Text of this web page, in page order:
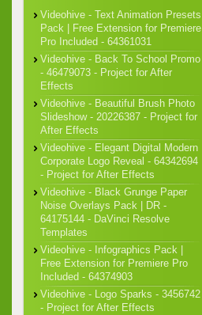
Videohive - Text Animation Presets
Pack | Free Extension for Premiere
Pro Included - 64361031
Videohive - Back To School Promo
- 46479073 - Project for After
Effects
Videohive - Beautiful Brush Photo
Slideshow - 20226387 - Project for
After Effects
Videohive - Elegant Digital Modern
Corporate Logo Reveal - 64342694
- Project for After Effects
Videohive - Black Grunge Paper
Noise Overlays Pack | DR -
64175144 - DaVinci Resolve
Templates
Videohive - Infographics Pack |
Free Extension for Premiere Pro
Included - 64374903
Videohive - Logo Sparks - 3456742
- Project for After Effects